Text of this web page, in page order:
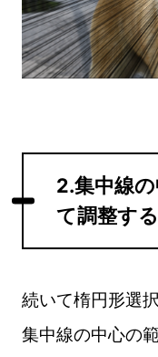
2.集中線
て調整する
続いて楕円形選
集中線の中心の